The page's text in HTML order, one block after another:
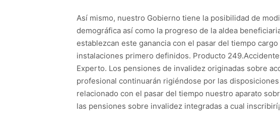
Así mismo, nuestro Gobierno tiene la posibilidad de
demográfica así­ como la progreso de la aldea
establezcan este ganancia con el pasar del tiempo
instalaciones primero definidos. Producto
Experto. Los pensiones de invalidez originadas sobre
profesional continuarán rigiéndose por las
relacionado con el pasar del tiempo nuestro aparato
las pensiones sobre invalidez integradas a cual